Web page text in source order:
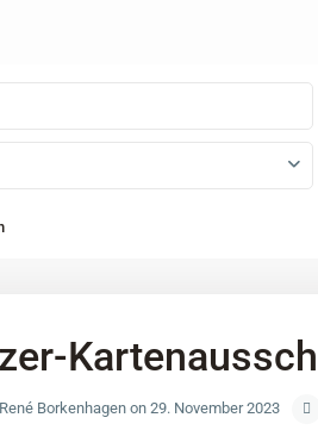
Borkenhagen on 29. November 2023